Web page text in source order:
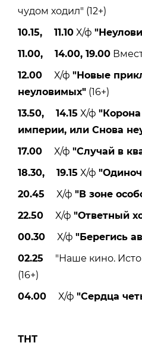
чудом ходил" (12+)
10.15, 11.10 Х/ф
11.00, 14.00, 19.00
12.00 Х/ф "Новые
неуловимых" (16+)
13.50, 14.15 Х/ф
империи, или Снова
17.00 Х/ф "Случай в
18.30, 19.15 Х/ф
20.45 Х/ф "В зоне
22.50 Х/ф "Ответный
00.30 Х/ф "Берегись
02.25 "Наше кино.
(16+)
04.00 Х/ф "Сердца
ТНТ